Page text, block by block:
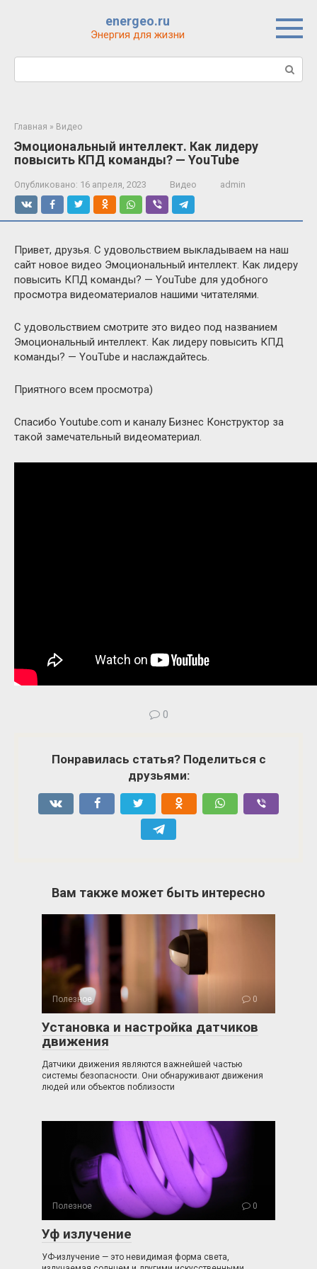
energeo.ru
Энергия для жизни
Поиск:
Главная » Видео
Эмоциональный интеллект. Как лидеру
повысить КПД команды? — YouTube
Опубликовано: 16 апреля, 2023 Видео admin
Привет, друзья. С удовольствием выкладываем на наш
сайт новое видео Эмоциональный интеллект. Как лидеру
повысить КПД команды? — YouTube для удобного
просмотра видеоматериалов нашими читателями.
С удовольствием смотрите это видео под названием
Эмоциональный интеллект. Как лидеру повысить КПД
команды? — YouTube и наслаждайтесь.
Приятного всем просмотра)
Спасибо Youtube.com и каналу Бизнес Конструктор за
такой замечательный видеоматериал.
0
Понравилась статья? Поделиться с
друзьями:
Вам также может быть интересно
Полезное 0
Установка и настройка датчиков
движения
Датчики движения являются важнейшей частью
системы безопасности. Они обнаруживают движения
людей или объектов поблизости
Полезное 0
Уф излучение
УФ-излучение — это невидимая форма света,